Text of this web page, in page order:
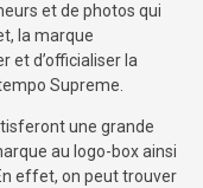
et de photos qui
la marque
et d’officialiser la
Supreme.
une grande
au logo-box ainsi
effet, on peut trouver